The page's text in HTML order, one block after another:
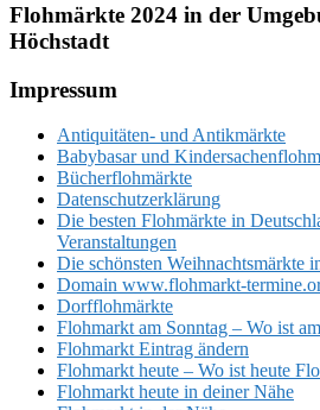
Flohmärkte 2024 in der
Höchstadt
Footer
Impressum
Antiquitäten- und Antikmärkte
Babybasar und
Bücherflohmärkte
Datenschutzerklärung
Die besten Flohmärkte in
Veranstaltungen
Die schönsten Weihnachtsmärkte
Domain www.flohmarkt-
Dorfflohmärkte
Flohmarkt am Sonntag – Wo ist
Flohmarkt Eintrag ändern
Flohmarkt heute – Wo ist heute
Flohmarkt heute in deiner Nähe